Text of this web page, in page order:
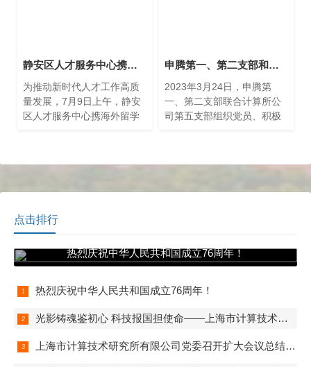
静安区人才服务中心携海外留学生赴上海市计算技术研究所有限公司学习调研
为推动新时代人才工作高质
量发展，7月9日上午，静安
区人才服务中心携海外留学
调研活动。
申腾第一、第二支部和计算所有限公司第五支部开展联建活动
2023年3月24日，申腾第
一、第二支部联合计算所公
司第五支部组织党员、积极
点击排行
热烈庆祝中华人民共和国成立76周年！
热烈庆祝中华人民共和国成立76周年！
光影铸魂鉴初心 科技报国担使命——上海市计算技术研究所有限公司第一、第二、第五党支部组织观看电影《731》
上海市计算技术研究所有限公司党委召开扩大会议总结学习教育